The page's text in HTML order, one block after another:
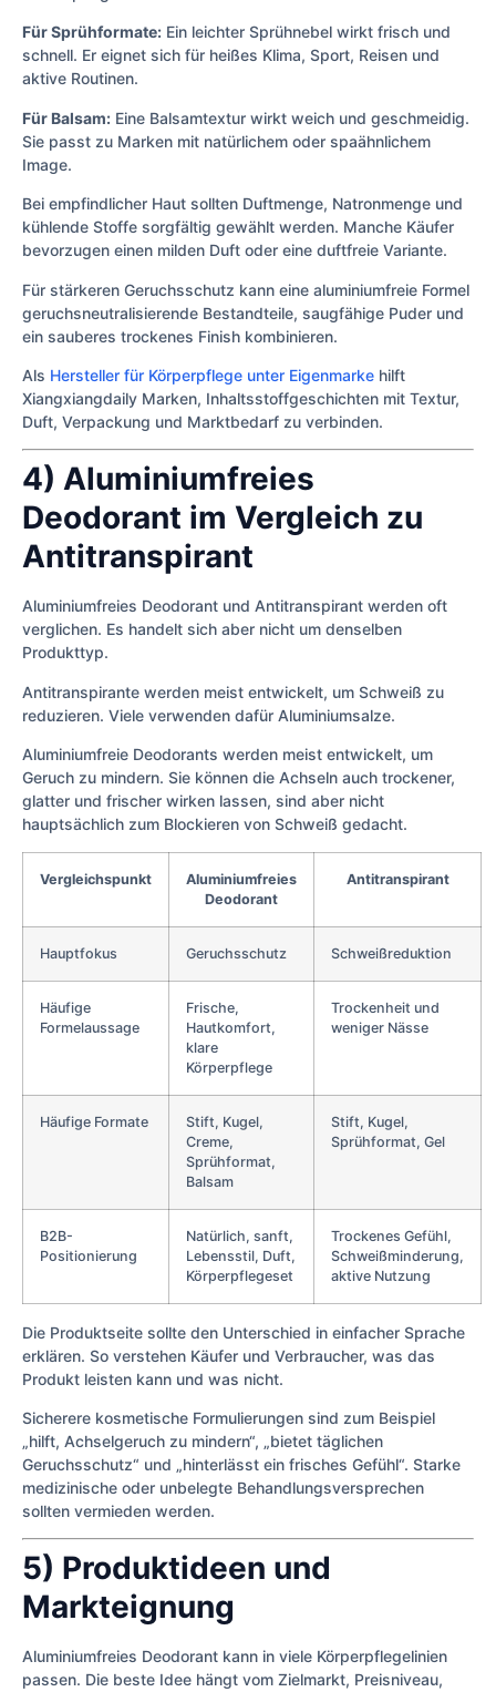
Für Sprühformate: Ein leichter Sprühnebel wirkt frisch und
schnell. Er eignet sich für heißes Klima, Sport, Reisen und
aktive Routinen.
Für Balsam: Eine Balsamtextur wirkt weich und geschmeidig.
Sie passt zu Marken mit natürlichem oder spaähnlichem
Image.
Bei empfindlicher Haut sollten Duftmenge, Natronmenge und
kühlende Stoffe sorgfältig gewählt werden. Manche Käufer
bevorzugen einen milden Duft oder eine duftfreie Variante.
Für stärkeren Geruchsschutz kann eine aluminiumfreie Formel
geruchsneutralisierende Bestandteile, saugfähige Puder und
ein sauberes trockenes Finish kombinieren.
Als Hersteller für Körperpflege unter Eigenmarke hilft
Xiangxiangdaily Marken, Inhaltsstoffgeschichten mit Textur,
Duft, Verpackung und Marktbedarf zu verbinden.
4) Aluminiumfreies
Deodorant im Vergleich zu
Antitranspirant
Aluminiumfreies Deodorant und Antitranspirant werden oft
verglichen. Es handelt sich aber nicht um denselben
Produkttyp.
Antitranspirante werden meist entwickelt, um Schweiß zu
reduzieren. Viele verwenden dafür Aluminiumsalze.
Aluminiumfreie Deodorants werden meist entwickelt, um
Geruch zu mindern. Sie können die Achseln auch trockener,
glatter und frischer wirken lassen, sind aber nicht
hauptsächlich zum Blockieren von Schweiß gedacht.
Vergleichspunkt
Aluminiumfreies
Deodorant
Antitranspirant
Hauptfokus Geruchsschutz Schweißreduktion
Häufige
Formelaussage
Frische,
Hautkomfort,
klare
Körperpflege
Trockenheit und
weniger Nässe
Häufige Formate
Stift, Kugel,
Creme,
Sprühformat,
Balsam
Stift, Kugel,
Sprühformat, Gel
B2B-
Positionierung
Natürlich, sanft,
Lebensstil, Duft,
Körperpflegeset
Trockenes Gefühl,
Schweißminderung,
aktive Nutzung
Die Produktseite sollte den Unterschied in einfacher Sprache
erklären. So verstehen Käufer und Verbraucher, was das
Produkt leisten kann und was nicht.
Sicherere kosmetische Formulierungen sind zum Beispiel
„hilft, Achselgeruch zu mindern“, „bietet täglichen
Geruchsschutz“ und „hinterlässt ein frisches Gefühl“. Starke
medizinische oder unbelegte Behandlungsversprechen
sollten vermieden werden.
5) Produktideen und
Markteignung
Aluminiumfreies Deodorant kann in viele Körperpflegelinien
passen. Die beste Idee hängt vom Zielmarkt, Preisniveau,